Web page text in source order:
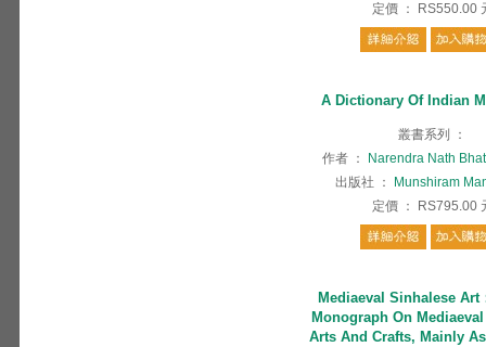
定價 ： RS550.00
A Dictionary Of Indian
叢書系列
：
作者 ：
Narendra Nath
出版社
：
Munshiram
定價 ： RS795.00
Mediaeval Sinhalese Art
Monograph On
Arts And Crafts, Mainly